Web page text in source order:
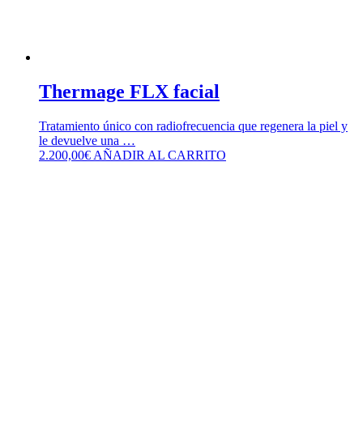
Thermage FLX facial
Tratamiento único con radiofrecuencia que regenera la piel y
le devuelve una …
2.200,00€ AÑADIR AL CARRITO